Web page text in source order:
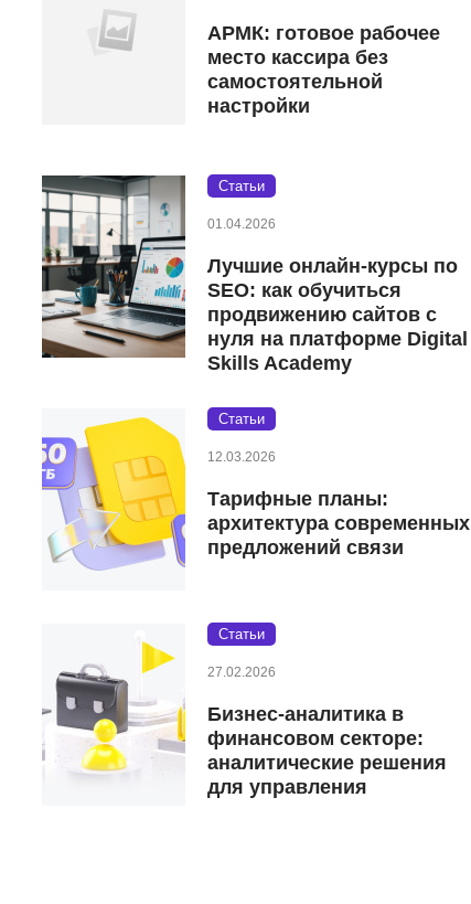
АРМК: готовое рабочее
место кассира без
самостоятельной
настройки
Статьи
01.04.2026
Лучшие онлайн-курсы по
SEO: как обучиться
продвижению сайтов с
нуля на платформе Digital
Skills Academy
Статьи
12.03.2026
Тарифные планы:
архитектура современных
предложений связи
Статьи
27.02.2026
Бизнес-аналитика в
финансовом секторе:
аналитические решения
для управления